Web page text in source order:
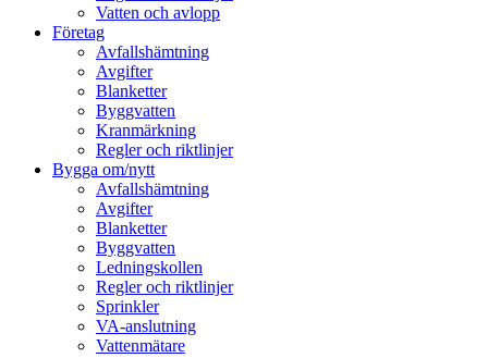
Vatten och avlopp
Företag
Avfallshämtning
Avgifter
Blanketter
Byggvatten
Kranmärkning
Regler och riktlinjer
Bygga om/nytt
Avfallshämtning
Avgifter
Blanketter
Byggvatten
Ledningskollen
Regler och riktlinjer
Sprinkler
VA-anslutning
Vattenmätare